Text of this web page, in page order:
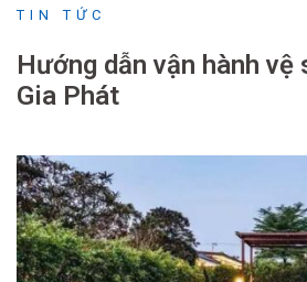
TIN TỨC
Hướng dẫn vận hành
Gia Phát